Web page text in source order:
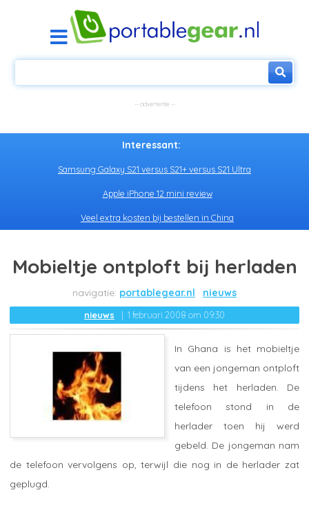
Interessant:
Samsung Galaxy S21 versus S21+ versus S21 Ultra
Apple iPhone 12 mini review
Veel extra kosten bij bestellen in China
Mobieltje ontploft bij herladen
portablegear.nl nieuws
nieuws 1 februari 2008 om 09:30
In Ghana is het mobieltje
van een jongeman ontploft
tijdens het herladen. De
telefoon stond in de
herlader toen hij werd
gebeld. De jongeman nam
de telefoon vervolgens op, terwijl die nog in de herlader zat
geplugd.